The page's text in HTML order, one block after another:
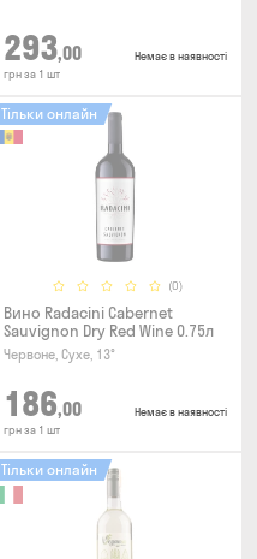
293,00
грн за 1 шт
Немає в наявності
(0)
Тільки онлайн
Вино Radacini Cabernet
Sauvignon Dry Red Wine 0.75л
Червоне, Сухе, 13°
186,00
грн за 1 шт
Немає в наявності
Тільки онлайн